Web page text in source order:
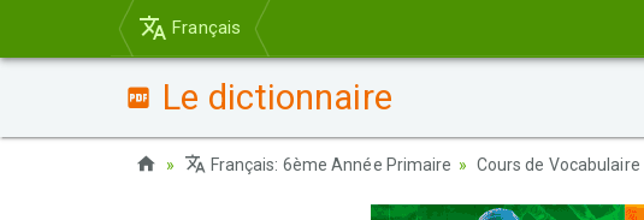
Français
Le dictionnaire
Français: 6ème Année Primaire Cours de Vocabulaire